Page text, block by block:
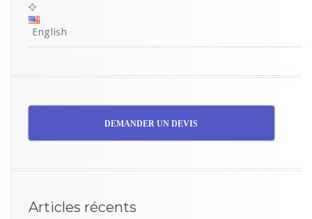
English
DEMANDER UN DEVIS
Articles récents